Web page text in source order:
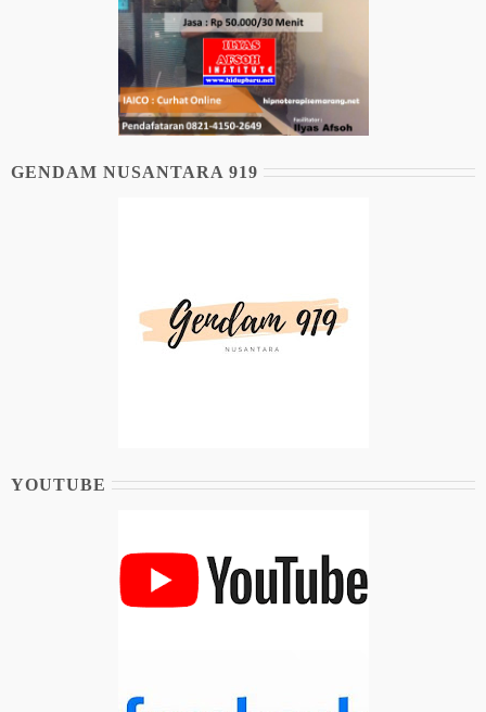
GENDAM NUSANTARA 919
YOUTUBE